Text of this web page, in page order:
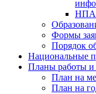
НПА
Формы
Порядок
Национальные
Планы работы и
План на
План на